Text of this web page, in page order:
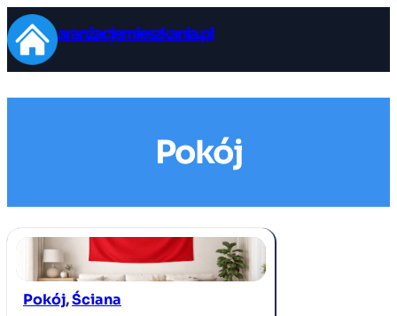
Przejdź
do
treści
aranżacjemieszkania.pl
Pokój
Pokój, Ściana